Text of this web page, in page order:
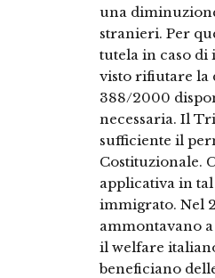
una
stranieri. Per
tutela in caso di
visto rifiutare la
388/2000
necessaria. Il
sufficiente il
Costituzionale.
applicativa in tal
immigrato. Nel
ammontavano
il welfare
beneficiano